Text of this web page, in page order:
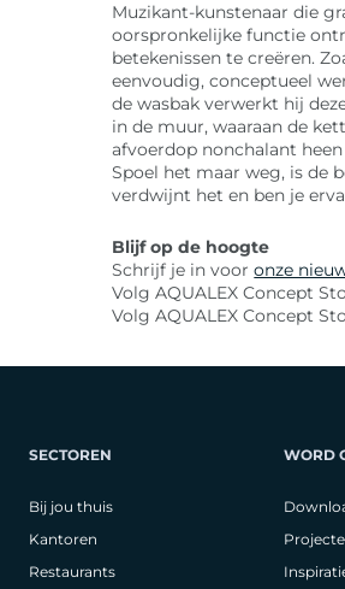
Muzikant-kunstenaar die
oorspronkelijke functie
betekenissen te creëren.
eenvoudig, conceptueel
de wasbak verwerkt hij
in de muur, waaraan de
afvoerdop nonchalant
Spoel het maar weg, is de
verdwijnt het en ben je
Blijf op de hoogte
Schrijf je in vooronze
Volg AQUALEX Concept
Volg AQUALEX Concept
SECTOREN
Bij jou thuis
Kantoren
Restaurants
WORD